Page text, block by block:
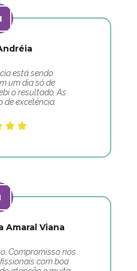
está sendo
um dia só de
o resultado. As
de excelência.
Amaral Viana
Compromisso nos
com boa